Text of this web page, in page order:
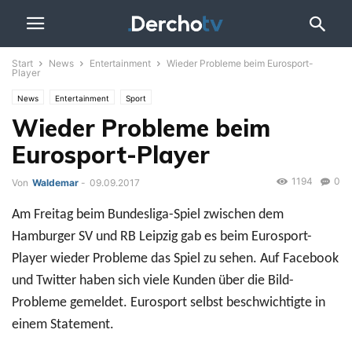
Start News Entertainment
Wieder Probleme beim Eurosport-
Player
News Entertainment Sport
Wieder Probleme beim
Eurosport-Player
Von Waldemar - 09.09.2017 0
1194
Am Freitag beim Bundesliga-Spiel zwischen dem
Hamburger SV und RB Leipzig gab es beim Eurosport-
Player wieder Probleme das Spiel zu sehen. Auf Facebook
und Twitter haben sich viele Kunden über die Bild-
Probleme gemeldet. Eurosport selbst beschwichtigte in
einem Statement.